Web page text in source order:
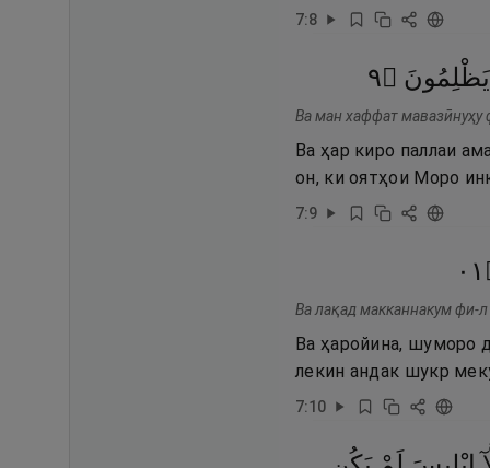
7:8
يَظْلِمُونَ ۝٩
Ва ман хаффат мавазӣнуҳу
Ва ҳар киро паллаи
он, ки оятҳои Моро
7:9
١٠
Ва лақад макканнакум фи-
Ва ҳаройина, шуморо
лекин андак шукр
7:10